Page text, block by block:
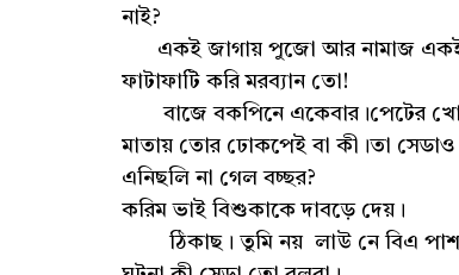
নাই?
একই জাগায় পুজো আর নামাজ
ফাটাফাটি করি মরব্যান তো!
বাজে বকপিনে একেবার।পেটের
মাতায় তোর ঢোকপেই বা কী।তা
এনিছলি না গেল বচ্ছর?
করিম ভাই বিশুকাকে দাবড়ে দেয়।
ঠিকাছ। তুমি নয় লাউ নে বিএ পাশ